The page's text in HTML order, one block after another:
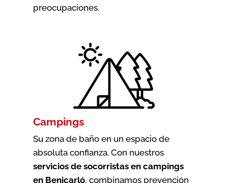
preocupaciones.
Campings
Su zona de baño en un espacio de
absoluta confianza. Con nuestros
servicios de socorristas en campings
en Benicarló, combinamos prevención